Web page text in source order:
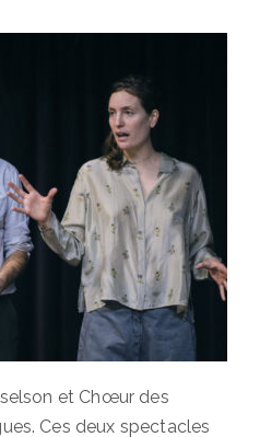
et Chœur des
Ces deux spectacles